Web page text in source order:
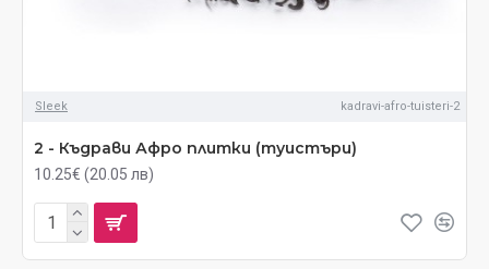
Sleek kadravi-afro-tuisteri-2
2 - Къдрави Афро плитки (туистъри)
10.25€ (20.05 лв)